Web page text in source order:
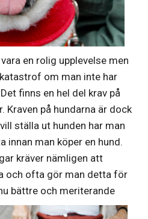
en rolig upplevelse men
om man inte har
finns en hel del krav på
Kraven på hundarna är dock
ställa ut hunden har man
innan man köper en hund.
kräver nämligen att
och ofta gör man detta för
bättre och meriterande